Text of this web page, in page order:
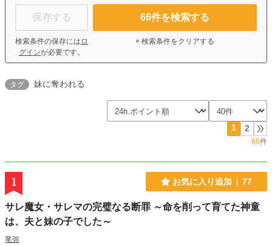
保存する
検索条件の保存には ロ
グインが必要です。
66件を検索する
× 検索条件をクリアする
タグ 妹に奪われる
1 2
66件
1 お気に入り追加 77
サレ魔女・サレマの完璧なる断罪 ～命を削って育てた神童
は、夫と妹の子でした～
竜弥